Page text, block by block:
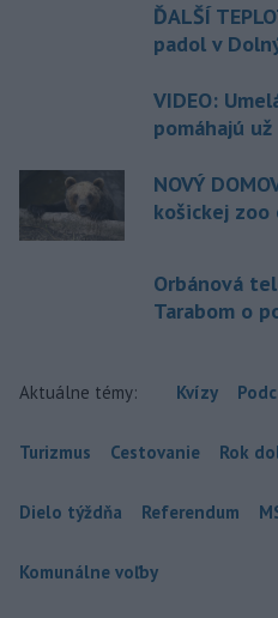
ĎALŠÍ
padol v
VIDEO:
pomáhajú
NOVÝ
košickej zoo
Orbánová
Tarabom o
Aktuálne témy: Kvízy
Turizmus Cestovanie Rok
Dielo týždňa Referendum
Komunálne voľby